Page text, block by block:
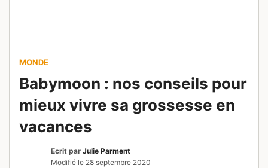
MONDE
Babymoon : nos conseils pour
mieux vivre sa grossesse en
vacances
Ecrit par Julie Parment
Modifié le 28 septembre 2020